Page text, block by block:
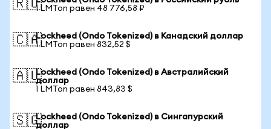
🇷🇺1 LMTon равен 48 776,58 ₽
🇨🇦Lockheed (Ondo Tokenized) в Канадский доллар
1 LMTon равен 832,52 $
🇦🇺Lockheed (Ondo Tokenized) в Австралийский
доллар
1 LMTon равен 843,83 $
🇸🇬Lockheed (Ondo Tokenized) в Сингапурский
доллар